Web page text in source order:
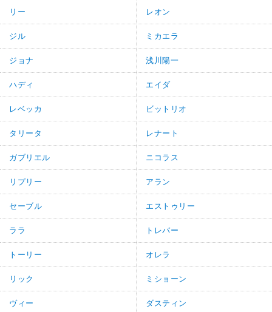
リー レオン
ジル ミカエラ
ジョナ 浅川陽一
ハディ エイダ
レベッカ ビットリオ
タリータ レナート
ガブリエル ニコラス
リプリー アラン
セーブル エストゥリー
ララ トレバー
トーリー オレラ
リック ミショーン
ヴィー ダスティン